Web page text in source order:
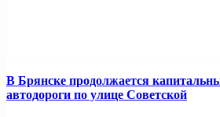
В Брянске продолжается
автодороги по улице Советской